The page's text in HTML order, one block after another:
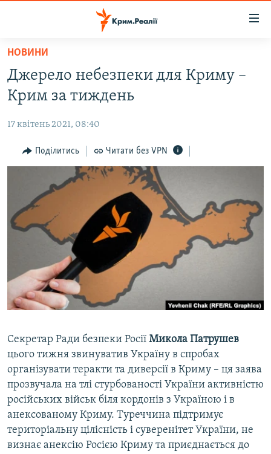
Перейти
основного
матеріалу
Перейти
до
навігації
Перейти
пошуку
ВОДА.КРИМ
ВІДЕО ТА ФОТО
ПОЛІТИКА
БЛОГИ
ІНТЕРВ'Ю
ВСЕ ЗА ДЕНЬ
СПЕЦПРОЕКТИ
ДЕПОРТАЦІЯ
ВІДЕОУРОКИ «ELIFBE»
СВІДЧЕННЯ ОКУПАЦІЇ
ІНФОГРАФІКА
ЯК ОБІЙТИ БЛОКУВАННЯ
Русский
Qırımtatar
ДОЛУЧАЙСЯ!
Усі сайти RFE/RL
НОВИНИ
Джерело небезпеки для Криму –
Крим за тиждень
17 квітень 2021, 08:40
Поділитись Читати без VPN
Секретар Ради безпеки Росії Микола Патрушев
цього тижня звинуватив Україну в спробах
організувати теракти та диверсії в Криму – ця заява
прозвучала на тлі стурбованості України активністю
російських військ біля кордонів з Україною і в
анексованому Криму. Туреччина підтримує
територіальну цілісність і суверенітет України, не
визнає анексію Росією Криму та приєднається до